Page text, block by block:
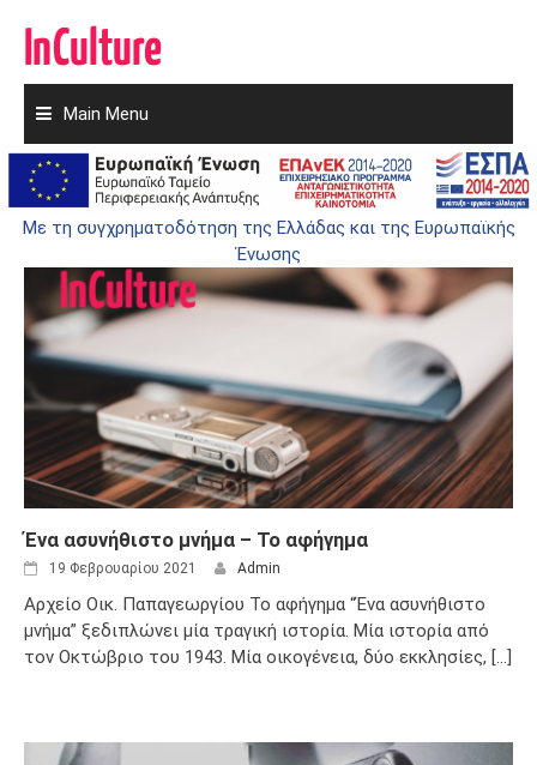
to
content
Main Menu
Με τη συγχρηματοδότηση της Ελλάδας και της Ευρωπαϊκής
Ένωσης
NEWS & EVENTS
Ένα ασυνήθιστο μνήμα – Το αφήγημα
19 Φεβρουαρίου 2021 Admin
Αρχείο Οικ. Παπαγεωργίου Το αφήγημα “Ένα ασυνήθιστο
μνήμα” ξεδιπλώνει μία τραγική ιστορία. Μία ιστορία από
τον Οκτώβριο του 1943. Μία οικογένεια, δύο εκκλησίες, [...]